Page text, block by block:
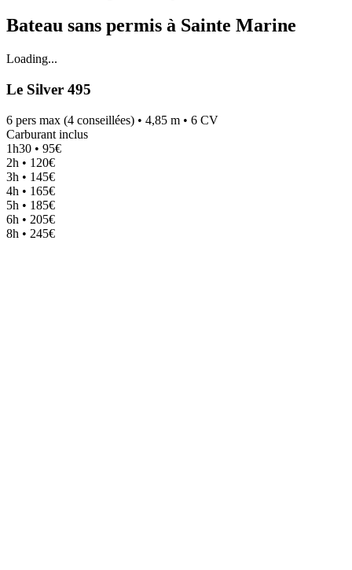
Bateau sans permis à Sainte Marine
Loading...
Le Silver 495
6 pers max (4 conseillées) • 4,85 m • 6 CV
Carburant inclus
1h30 • 95€
2h • 120€
3h • 145€
4h • 165€
5h • 185€
6h • 205€
8h • 245€